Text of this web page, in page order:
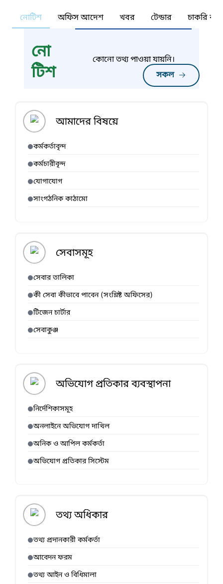
নোটিশ অফিস আদেশ খবর টেন্ডার চাকরি
নো
টিশ
সকল
কোনো তথ্য পাওয়া যায়নি।
আমাদের বিষয়ে
কর্মকর্তাবৃন্দ
কর্মচারীবৃন্দ
যোগাযোগ
সাংগঠনিক কাঠামো
সেবাসমূহ
সেবার তালিকা
কী সেবা কীভাবে পাবেন (সংশ্লিষ্ট অফিসের)
টিজেন চার্টার
সেবাকুঞ্জ
অভিযোগ প্রতিকার ব্যবস্থাপনা
নির্দেশিকাসমূহ
অনলাইনে অভিযোগ দাখিল
অনিক ও আপিল কর্মকর্তা
অভিযোগ প্রতিকার সিস্টেম
তথ্য অধিকার
তথ্য প্রদানকারী কর্মকর্তা
আবেদন ফরম
তথ্য আইন ও বিধিমালা